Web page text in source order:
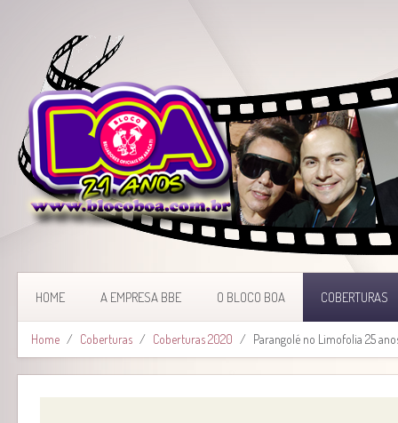
HOME A EMPRESA BBE O BLOCO BOA COBERTURAS
Home Coberturas Coberturas 2020 Parangolé no Limofolia 25